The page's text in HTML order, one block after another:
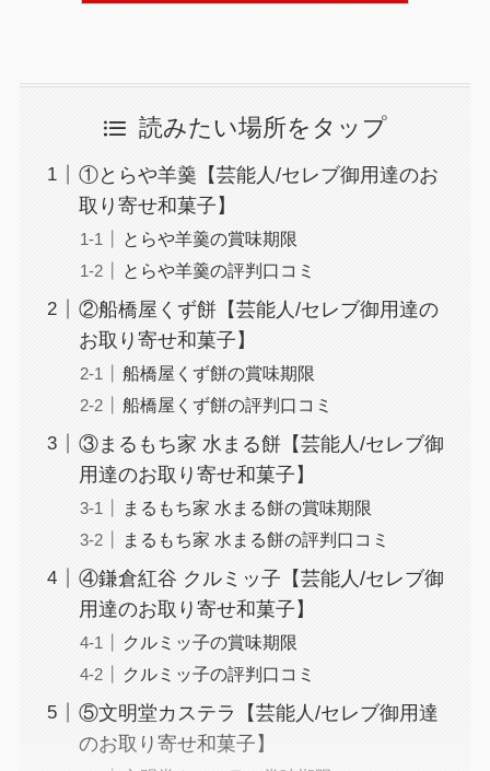
読みたい場所をタップ
①とらや羊羹【芸能人/セレブ御用達のお
取り寄せ和菓子】
とらや羊羹の賞味期限
とらや羊羹の評判口コミ
②船橋屋くず餅【芸能人/セレブ御用達の
お取り寄せ和菓子】
船橋屋くず餅の賞味期限
船橋屋くず餅の評判口コミ
③まるもち家 水まる餅【芸能人/セレブ御
用達のお取り寄せ和菓子】
まるもち家 水まる餅の賞味期限
まるもち家 水まる餅の評判口コミ
④鎌倉紅谷 クルミッ子【芸能人/セレブ御
用達のお取り寄せ和菓子】
クルミッ子の賞味期限
クルミッ子の評判口コミ
⑤文明堂カステラ【芸能人/セレブ御用達
のお取り寄せ和菓子】